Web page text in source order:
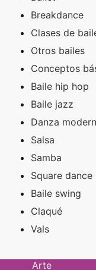
Breakdance
Clases de
Otros bailes
Conceptos
Baile hip hop
Baile jazz
Danza
Salsa
Samba
Square dance
Baile swing
Claqué
Vals
Arte